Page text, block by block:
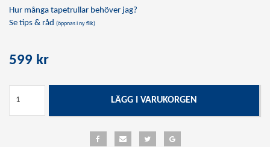
Hur många tapetrullar behöver jag?
Se tips & råd (öppnas i ny flik)
599 kr
LÄGG I VARUKORGEN